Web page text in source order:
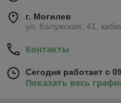
г. Могилев
ул. Калужская, 41,
Контакты
Сегодня работает с
Показать весь